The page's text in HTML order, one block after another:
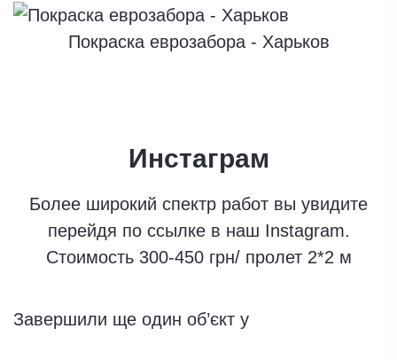
Покраска еврозабора - Харьков
Инстаграм
Более широкий спектр работ вы увидите
перейдя по ссылке в наш Instagram.
Стоимость 300-450 грн/ пролет 2*2 м
Завершили ще один об’єкт у